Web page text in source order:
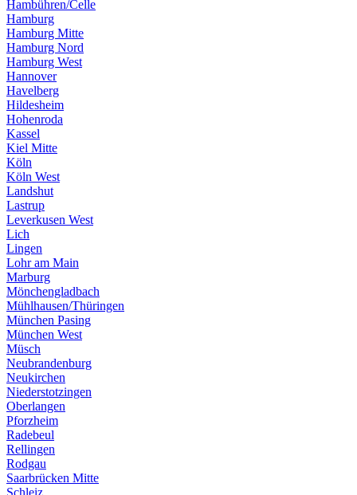
Hambühren/Celle
Hamburg
Hamburg Mitte
Hamburg Nord
Hamburg West
Hannover
Havelberg
Hildesheim
Hohenroda
Kassel
Kiel Mitte
Köln
Köln West
Landshut
Lastrup
Leverkusen West
Lich
Lingen
Lohr am Main
Marburg
Mönchengladbach
Mühlhausen/Thüringen
München Pasing
München West
Müsch
Neubrandenburg
Neukirchen
Niederstotzingen
Oberlangen
Pforzheim
Radebeul
Rellingen
Rodgau
Saarbrücken Mitte